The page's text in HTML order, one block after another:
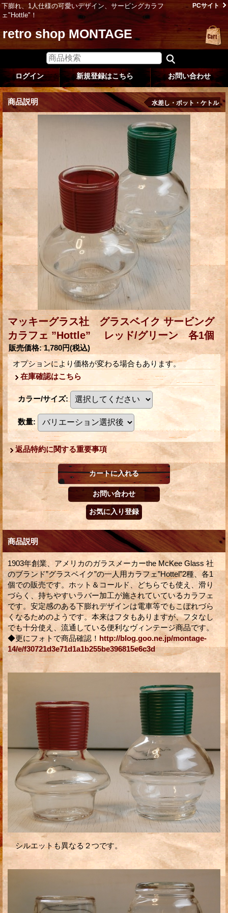
下膨れ、1人仕様の可愛いデザイン、サービングカラフ
ェ"Hottle"！
PCサイト
retro shop MONTAGE
ログイン 新規登録はこちら お問い合わせ
商品説明 水差し・ポット・ケトル
マッキーグラス社 グラスベイク サービング
カラフェ ”Hottle” レッド/グリーン 各1個
販売価格: 1,780円(税込)
オプションにより価格が変わる場合もあります。
在庫確認はこちら
カラー/サイズ:
数量:
返品特約に関する重要事項
商品説明
1903年創業、アメリカのガラスメーカーthe McKee Glass 社
のブランド”グラスベイク”の一人用カラフェ”Hottel”2種、各1
個での販売です。ホット＆コールド、どちらでも使え、滑り
づらく、持ちやすいラバー加工が施されていているカラフェ
です。安定感のある下膨れデザインは電車等でもこぼれづら
くなるためのようです。本来はフタもありますが、フタなし
でも十分使え、流通している便利なヴィンテージ商品です。
◆更にフォトで商品確認！ http://blog.goo.ne.jp/montage-
14/e/f30721d3e71d1a1b255be396815e6c3d
シルエットも異なる２つです。